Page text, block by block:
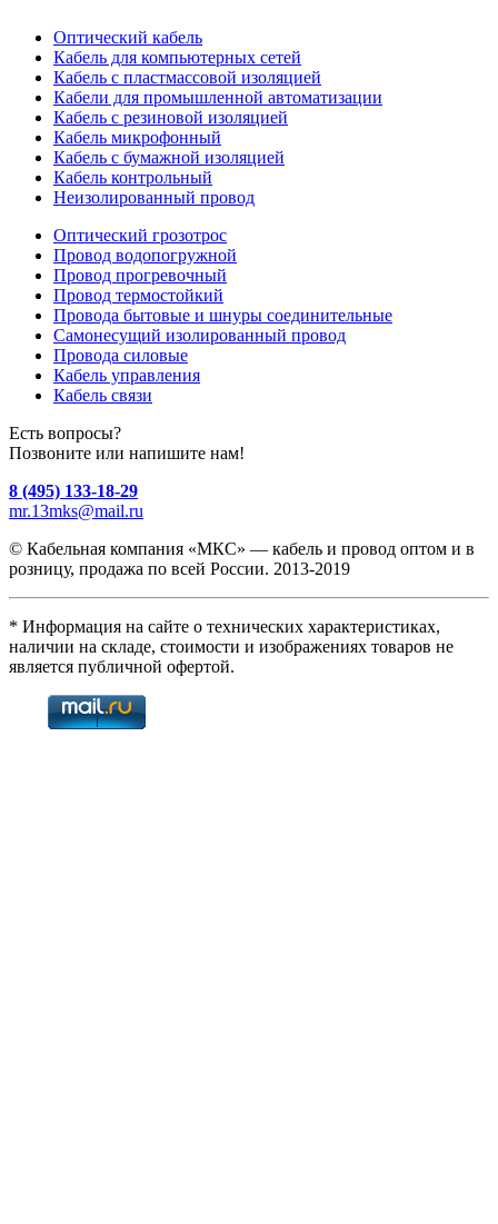
Оптический кабель
Кабель для компьютерных сетей
Кабель с пластмассовой изоляцией
Кабели для промышленной автоматизации
Кабель c резиновой изоляцией
Кабель микрофонный
Кабель с бумажной изоляцией
Кабель контрольный
Неизолированный провод
Оптический грозотрос
Провод водопогружной
Провод прогревочный
Провод термостойкий
Провода бытовые и шнуры соединительные
Самонесущий изолированный провод
Провода силовые
Кабель управления
Кабель связи
Есть вопросы?
Позвоните или напишите нам!
8 (495) 133-18-29
mr.13mks@mail.ru
© Кабельная компания «МКС» — кабель и провод оптом и в
розницу, продажа по всей России. 2013-2019
* Информация на сайте о технических характеристиках,
наличии на складе, стоимости и изображениях товаров не
является публичной офертой.